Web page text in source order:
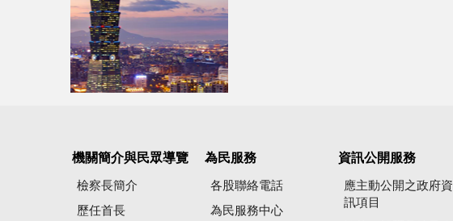
機關簡介與民眾導覽
檢察長簡介
歷任首長
為民服務
各股聯絡電話
為民服務中心
資訊公開服務
應主動公開之政府資
訊項目